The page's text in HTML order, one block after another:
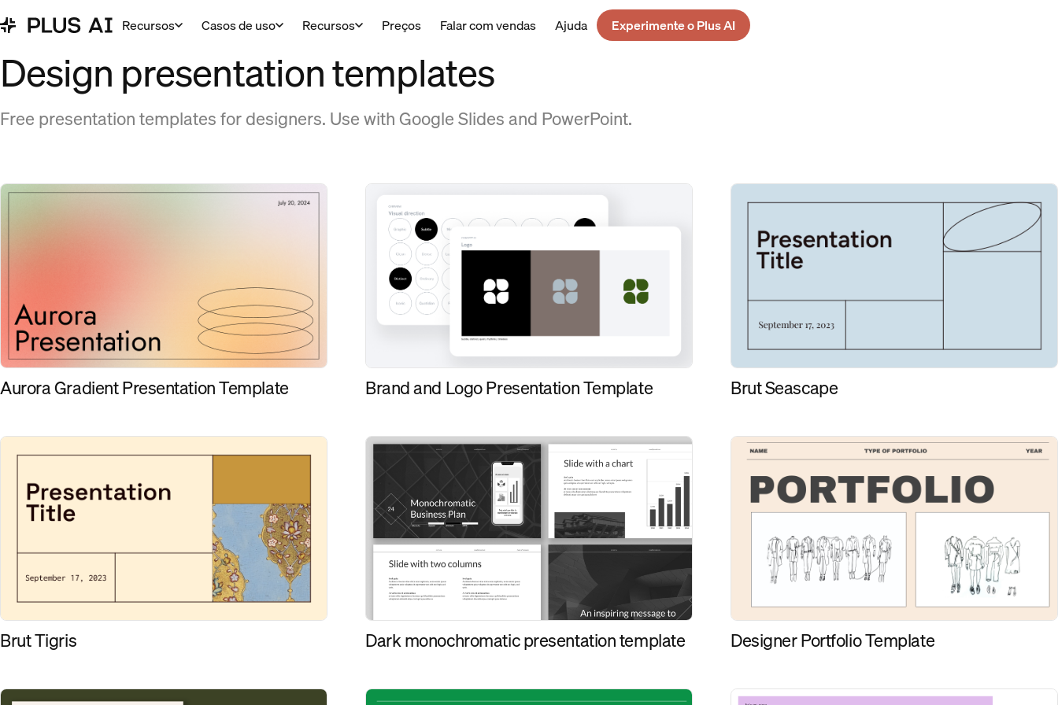
Recursos Casos de uso Recursos Preços Falar com vendas Ajuda Experimente o Plus AI
Design presentation templates
Free presentation templates for designers. Use with Google Slides and PowerPoint.
Aurora Gradient Presentation Template Brand and Logo Presentation Template Brut Seascape
Brut Tigris Dark monochromatic presentation template Designer Portfolio Template